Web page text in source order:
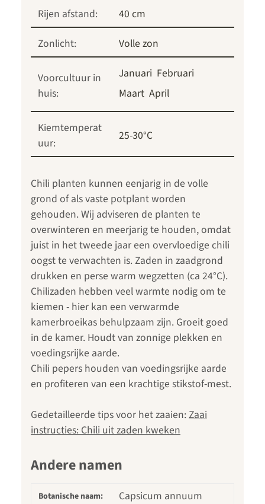
Rijen afstand:
40 cm
Zonlicht:
Volle zon
Voorcultuur in
huis:
Januari Februari
Maart April
Kiemtemperat
uur:
25-30°C
Chili planten kunnen eenjarig in de volle
grond of als vaste potplant worden
gehouden. Wij adviseren de planten te
overwinteren en meerjarig te houden, omdat
juist in het tweede jaar een overvloedige chili
oogst te verwachten is. Zaden in zaadgrond
drukken en perse warm wegzetten (ca 24°C).
Chilizaden hebben veel warmte nodig om te
kiemen - hier kan een verwarmde
kamerbroeikas behulpzaam zijn. Groeit goed
in de kamer. Houdt van zonnige plekken en
voedingsrijke aarde.
Chili pepers houden van voedingsrijke aarde
en profiteren van een krachtige stikstof-mest.
Gedetailleerde tips voor het zaaien: Zaai
instructies: Chili uit zaden kweken
Andere namen
Botanische naam: Capsicum annuum